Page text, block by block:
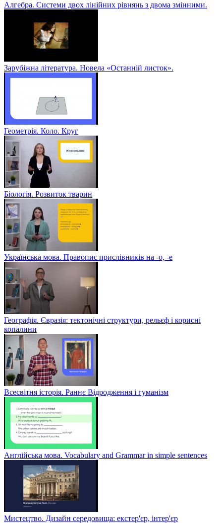
Алгебра. Системи двох лінійних рівнянь з двома змінними.
Зарубіжна література. Новела «Останній листок».
Геометрія. Коло. Круг
Біологія. Розвиток тварин
Українська мова. Правопис прислівників на -о, -е
Географія. Євразія: тектонічні структури, рельєф і корисні
копалини
Всесвітня історія. Раннє Відродження і гуманізм
Англійська мова. Vocabulary and Grammar in simple sentences
Мистецтво. Дизайн середовища: екстер'єр, інтер'єр